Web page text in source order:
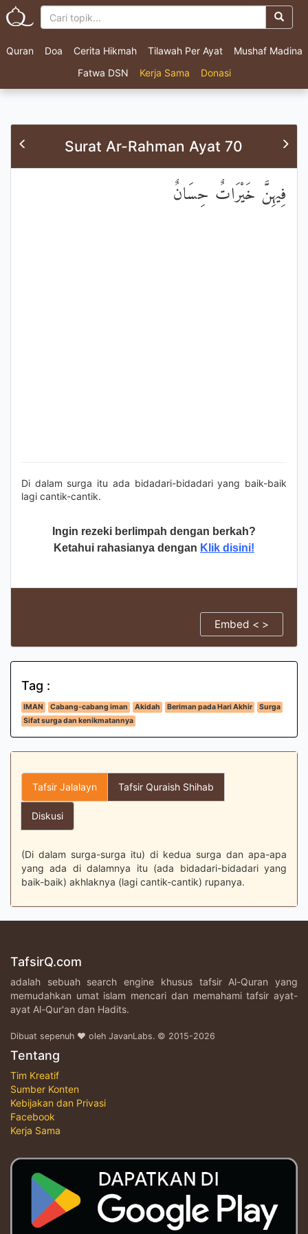
Quran Doa Cerita Hikmah Tilawah Per Ayat
Mushaf Madina
Fatwa DSN
Kerja Sama Donasi
Surat Ar-Rahman Ayat 70
فِيهِنَّ خَيْرَاتٌ حِسَانٌ
Di dalam surga itu ada bidadari-bidadari yang baik-baik
lagi cantik-cantik.
Ingin rezeki berlimpah dengan berkah?
Ketahui rahasianya dengan Klik disini!
Embed < >
Tag :
IMAN Cabang-cabang iman Akidah Beriman pada Hari Akhir
Surga
Sifat surga dan kenikmatannya
Tafsir Jalalayn Tafsir Quraish Shihab
Diskusi
(Di dalam surga-surga itu) di kedua surga dan apa-apa
yang ada di dalamnya itu (ada bidadari-bidadari yang
baik-baik) akhlaknya (lagi cantik-cantik) rupanya.
TafsirQ.com
adalah sebuah search engine khusus tafsir Al-Quran yang
memudahkan umat islam mencari dan memahami tafsir ayat-
ayat Al-Qur'an dan Hadits.
Dibuat sepenuh ♥ oleh JavanLabs. © 2015-2026
Tentang
Tim Kreatif
Sumber Konten
Kebijakan dan Privasi
Facebook
Kerja Sama